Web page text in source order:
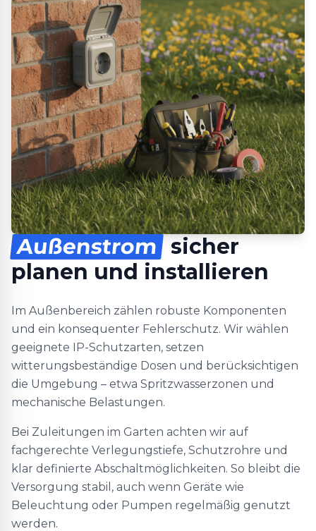
Außenstrom sicher
planen und installieren
Im Außenbereich zählen robuste Komponenten
und ein konsequenter Fehlerschutz. Wir wählen
geeignete IP-Schutzarten, setzen
witterungsbeständige Dosen und berücksichtigen
die Umgebung – etwa Spritzwasserzonen und
mechanische Belastungen.
Bei Zuleitungen im Garten achten wir auf
fachgerechte Verlegungstiefe, Schutzrohre und
klar definierte Abschaltmöglichkeiten. So bleibt die
Versorgung stabil, auch wenn Geräte wie
Beleuchtung oder Pumpen regelmäßig genutzt
werden.